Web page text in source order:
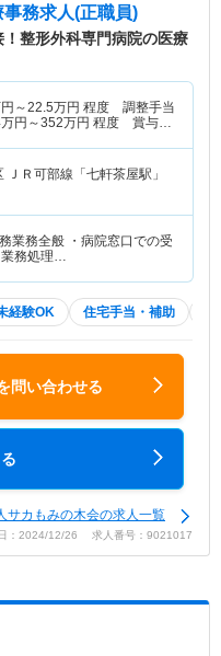
事務求人(正職員)
！整形外科専門病院の医療
～22.5万円 程度 調整手当
万円～352万円 程度 賞与
ＪＲ可部線「七軒茶屋駅」
業務全般 ・病院窓口での受
業務処理…
経験OK 住宅手当・補助
問い合わせる
サカもみの木会の求人一覧
：2024/12/26 求人番号：9021017